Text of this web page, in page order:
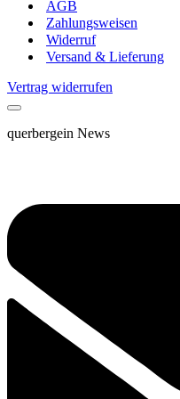
AGB
Zahlungsweisen
Widerruf
Versand & Lieferung
Vertrag widerrufen
querbergein News